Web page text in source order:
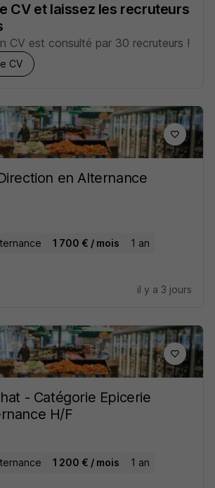
CV et laissez les recruteurs
CV est consulté par 30 recruteurs !
CV
en Alternance
1 700 € / mois 1 an
il y a 3 jours
- Catégorie Epicerie
H/F
1 200 € / mois 1 an